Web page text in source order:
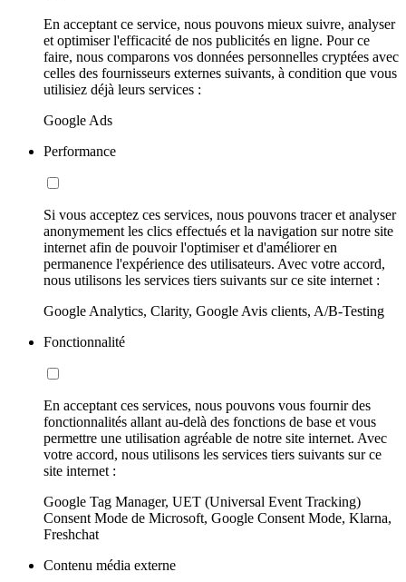
En acceptant ce service, nous pouvons mieux suivre, analyser
et optimiser l'efficacité de nos publicités en ligne. Pour ce
faire, nous comparons vos données personnelles cryptées avec
celles des fournisseurs externes suivants, à condition que vous
utilisiez déjà leurs services :
Google Ads
Performance
Si vous acceptez ces services, nous pouvons tracer et analyser
anonymement les clics effectués et la navigation sur notre site
internet afin de pouvoir l'optimiser et d'améliorer en
permanence l'expérience des utilisateurs. Avec votre accord,
nous utilisons les services tiers suivants sur ce site internet :
Google Analytics, Clarity, Google Avis clients, A/B-Testing
Fonctionnalité
En acceptant ces services, nous pouvons vous fournir des
fonctionnalités allant au-delà des fonctions de base et vous
permettre une utilisation agréable de notre site internet. Avec
votre accord, nous utilisons les services tiers suivants sur ce
site internet :
Google Tag Manager, UET (Universal Event Tracking)
Consent Mode de Microsoft, Google Consent Mode, Klarna,
Freshchat
Contenu média externe